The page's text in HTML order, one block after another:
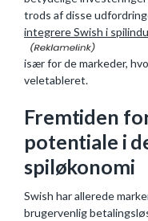
trods af disse
integrere Swish i
især for de markeder,
veletableret.
Fremtiden
potentiale i
spiløkonomi
Swish har allerede
brugervenlig